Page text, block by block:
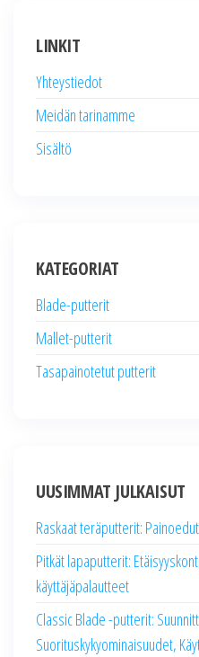
LINKIT
Yhteystiedot
Meidän tarinamme
Sisältö
KATEGORIAT
Blade-putterit
Mallet-putterit
Tasapainotetut putterit
UUSIMMAT JULKAISUT
Raskaat teräputterit:
Pitkät lapaputterit:
käyttäjäpalautteet
Classic Blade -putterit:
Suorituskykyominaisuudet,